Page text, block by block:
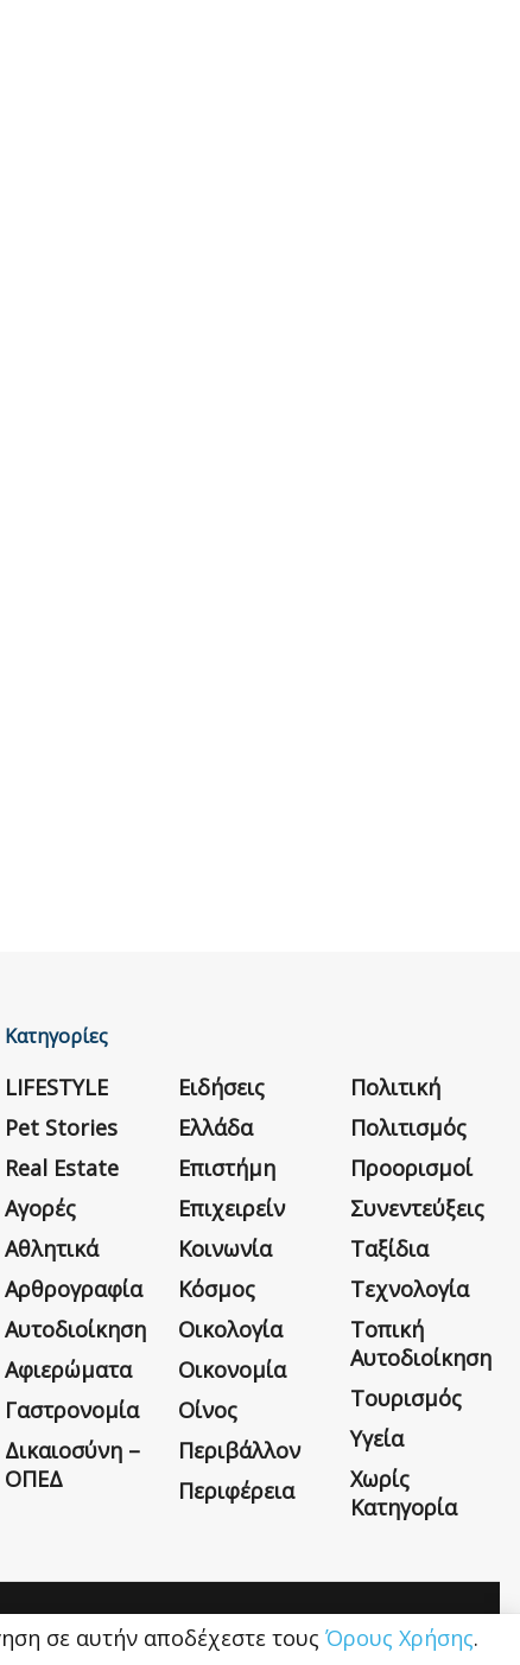
Κατηγορίες
LIFESTYLE
Pet Stories
Real Estate
Αγορές
Αθλητικά
Αρθρογραφία
Αυτοδιοίκηση
Αφιερώματα
Γαστρονομία
Δικαιοσύνη –
ΟΠΕΔ
Ειδήσεις
Ελλάδα
Επιστήμη
Επιχειρείν
Κοινωνία
Κόσμος
Οικολογία
Οικονομία
Οίνος
Περιβάλλον
Περιφέρεια
Πολιτική
Πολιτισμός
Προορισμοί
Συνεντεύξεις
Ταξίδια
Τεχνολογία
Τοπική
Αυτοδιοίκηση
Τουρισμός
Υγεία
Χωρίς
Κατηγορία
Η εταιρεία Όροι Χρήσης Επικοινωνία
σε αυτήν αποδέχεστε τους Όρους Χρήσης.